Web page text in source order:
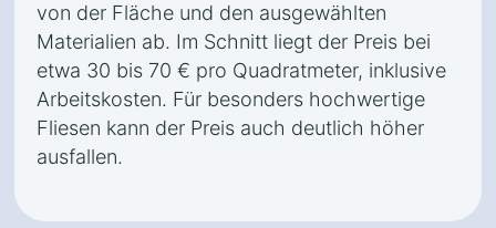
von der Fläche und den ausgewählten
Materialien ab. Im Schnitt liegt der Preis bei
etwa 30 bis 70 € pro Quadratmeter, inklusive
Arbeitskosten. Für besonders hochwertige
Fliesen kann der Preis auch deutlich höher
ausfallen.